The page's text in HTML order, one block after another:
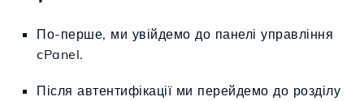
По-перше, ми увійдемо до панелі управління
cPanel.
Після автентифікації ми перейдемо до розділу